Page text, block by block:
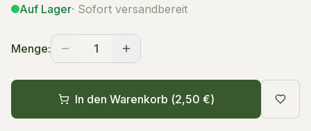
Auf Lager· Sofort versandbereit
Menge: 1
In den Warenkorb (2,50 €)